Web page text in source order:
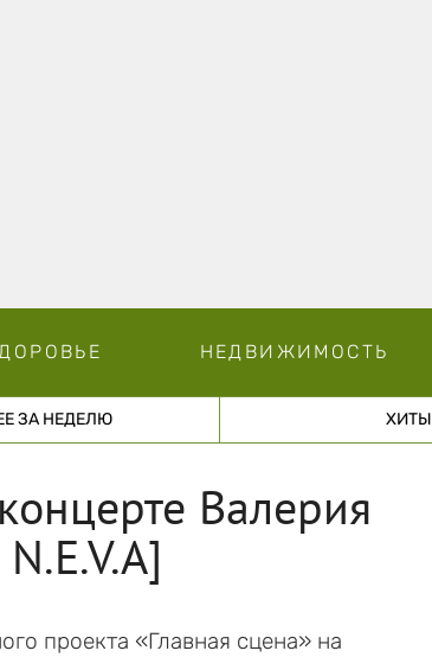
НЕДВИЖИМОСТЬ
ЗА НЕДЕЛЮ ХИТЫ
Валерия
проекта «Главная сцена» на